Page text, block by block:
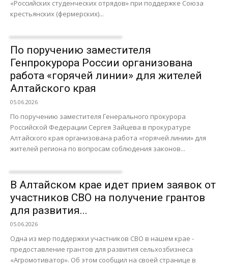
«Российских студенческих отрядов» при поддержке Союза
крестьянских (фермерских)...
По поручению заместителя
Генпрокурора России организована
работа «горячей линии» для жителей
Алтайского края
05.06.2026
По поручению заместителя Генерального прокурора
Российской Федерации Сергея Зайцева в прокуратуре
Алтайского края организована работа «горячей линии» для
жителей региона по вопросам соблюдения законов...
В Алтайском крае идет прием заявок от
участников СВО на получение грантов
для развития...
05.06.2026
Одна из мер поддержки участников СВО в нашем крае -
предоставление грантов для развития сельхозбизнеса
«Агромотиватор». Об этом сообщил на своей странице в